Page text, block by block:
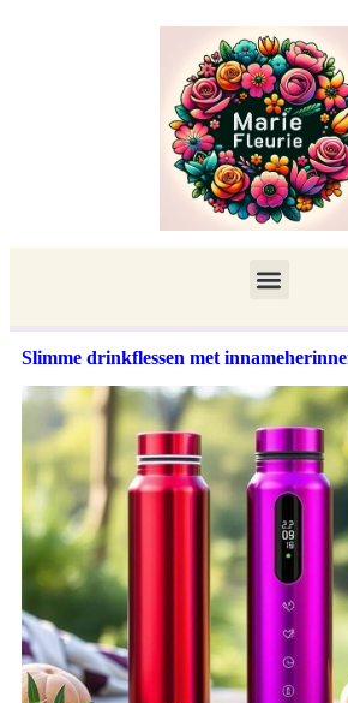
Slimme drinkflessen met